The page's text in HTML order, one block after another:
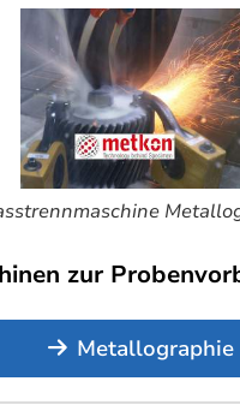
zur
Metallographie